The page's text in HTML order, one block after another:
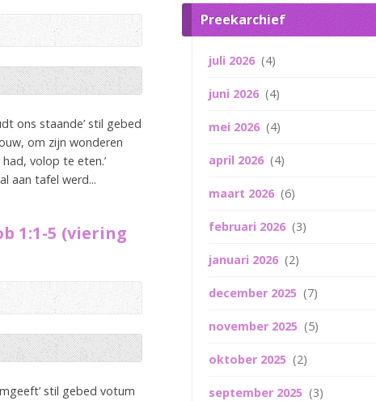
ons staande’ stil gebed
om zijn wonderen
volop te eten.’
aan tafel werd...
1:1-5 (viering
stil gebed votum
Preekarchief
juli 2026 (4)
juni 2026 (4)
mei 2026 (4)
april 2026 (4)
maart 2026 (6)
februari 2026 (3)
januari 2026 (2)
december 2025 (7)
november 2025 (5)
oktober 2025 (2)
september 2025 (3)